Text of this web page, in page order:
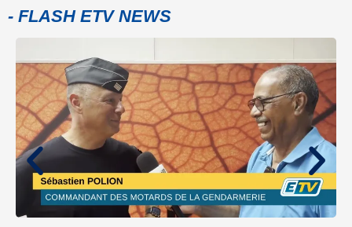
- FLASH ETV NEWS